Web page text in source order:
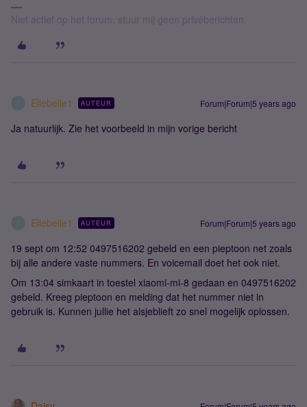
Niet actief op het forum, stuur mij geen privéberichten
Ellebelle1 AUTEUR Forum|Forum|5 years ago
Ja natuurlijk. Zie het voorbeeld in mijn vorige bericht
Ellebelle1 AUTEUR Forum|Forum|5 years ago
19 sept om 12:52 0497516202 gebeld en een pieptoon net zoals
bij alle andere vaste nummers. En voicemail doet het ook niet.
Om 13:04 simkaart in toestel xiaomi-mi-8 gedaan en 0497516202
gebeld. Kreeg pieptoon en melding dat het nummer niet in
gebruik is. Kunnen jullie het alsjeblieft zo snel mogelijk oplossen.